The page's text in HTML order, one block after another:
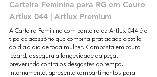
Carteira Feminina para RG em Couro
Artlux 044 | Artlux Premium
A Carteira Feminina com ponteira da Artlux 044 é o
tipo de acessório que combina praticidade e estilo
ao dia a dia de toda mulher. Composta em couro
lezard, assegura a longevidade da peça,
prevenindo contra os desgastes do tempo.
Internamente, apresenta compartimentos para